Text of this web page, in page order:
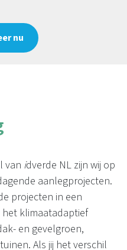
nu
van idverde NL zijn wij op
aanlegprojecten.
projecten in een
het klimaatadaptief
en gevelgroen,
Als jij het verschil